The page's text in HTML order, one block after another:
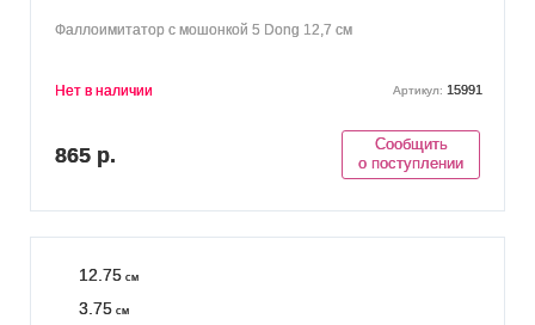
Фаллоимитатор с мошонкой 5 Dong 12,7 см
Нет в наличии Артикул: 15991
865 р.
Сообщить
о поступлении
12.75 см
3.75 см